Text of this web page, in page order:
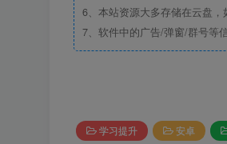
6、本站资源大多存储在云盘，
7、软件中的广告/弹窗/群号等
学习提升 安卓